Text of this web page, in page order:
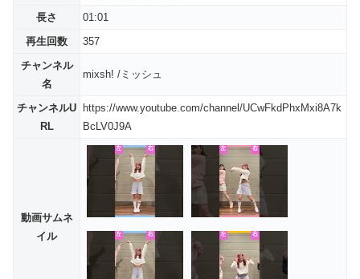
長さ
01:01
再生回数
357
チャンネル
名
mixsh! /ミッシュ
チャンネルU
RL
https://www.youtube.com/channel/UCwFkdPhxMxi8A7k
BcLV0J9A
動画サムネ
イル